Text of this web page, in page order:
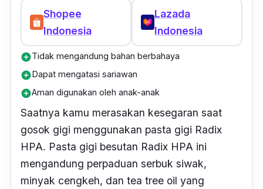
Shopee
Indonesia
Lazada
Indonesia
add_circleTidak mengandung bahan berbahaya
add_circleDapat mengatasi sariawan
add_circleAman digunakan oleh anak-anak
Saatnya kamu merasakan kesegaran saat
gosok gigi menggunakan pasta gigi Radix
HPA. Pasta gigi besutan Radix HPA ini
mengandung perpaduan serbuk siwak,
minyak cengkeh, dan tea tree oil yang